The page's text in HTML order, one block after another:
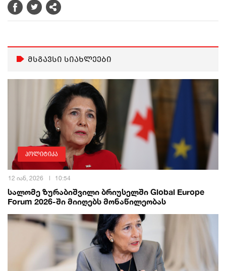
მსგავსი სიახლეები
პოლიტიკა
12 იან, 2026 10:54
სალომე ზურაბიშვილი ბრიუსელში Global Europe
Forum 2026-ში მიიღებს მონაწილეობას